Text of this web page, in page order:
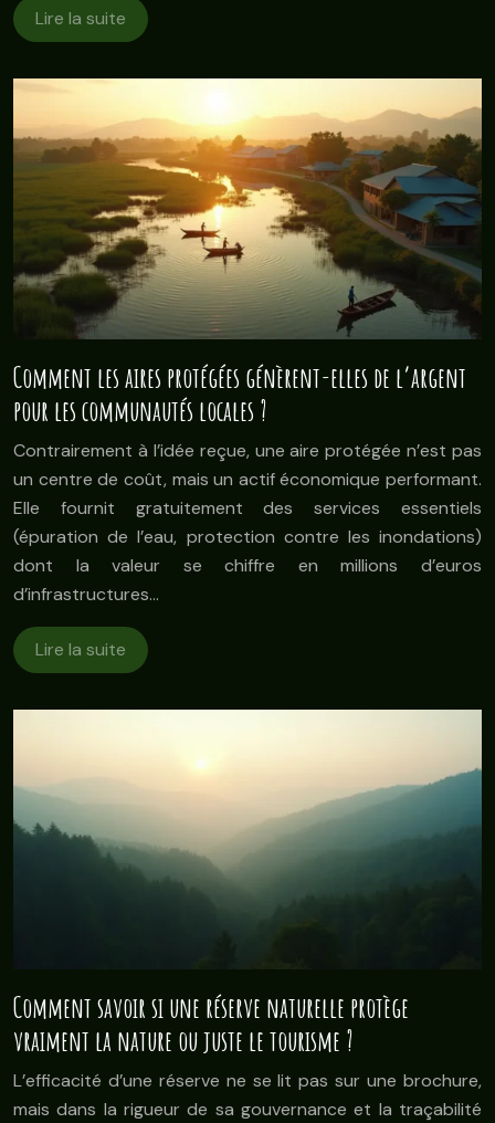
Lire la suite
Comment les aires protégées génèrent-elles de l’argent
pour les communautés locales ?
Contrairement à l’idée reçue, une aire protégée n’est pas
un centre de coût, mais un actif économique performant.
Elle fournit gratuitement des services essentiels
(épuration de l’eau, protection contre les inondations)
dont la valeur se chiffre en millions d’euros
d’infrastructures…
Lire la suite
Comment savoir si une réserve naturelle protège
vraiment la nature ou juste le tourisme ?
L’efficacité d’une réserve ne se lit pas sur une brochure,
mais dans la rigueur de sa gouvernance et la traçabilité